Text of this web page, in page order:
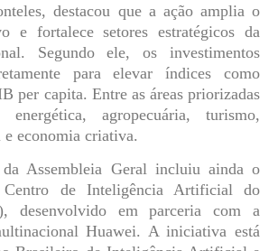
, destacou que a ação amplia o
e fortalece setores estratégicos da
Segundo ele, os investimentos
para elevar índices como
per capita. Entre as áreas priorizadas
energética, agropecuária, turismo,
e economia criativa.
Assembleia Geral incluiu ainda o
Centro de Inteligência Artificial do
, desenvolvido em parceria com a
Huawei. A iniciativa está